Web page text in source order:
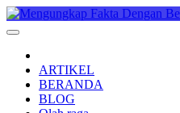
Skip
to
ARTIKEL
BERANDA
BLOG